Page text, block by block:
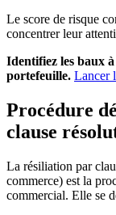
Le score de risque
concentrer leur
Identifiez les baux
portefeuille. Lancer
Procédure
clause
La résiliation par
commerce) est la
commercial. Elle se